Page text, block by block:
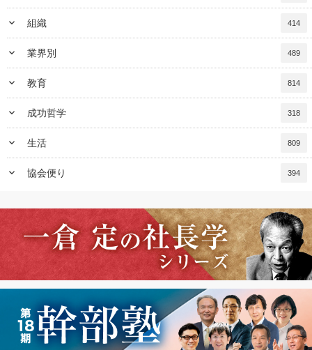
keyboard_arrow_down 組織 414
keyboard_arrow_down 業界別 489
keyboard_arrow_down 教育 814
keyboard_arrow_down 成功哲学 318
keyboard_arrow_down 生活 809
keyboard_arrow_down 協会便り 394